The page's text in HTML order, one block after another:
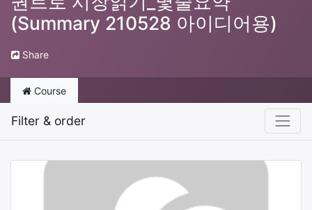
(Summary 210528 아이디어용)
Share
Course
Filter & order